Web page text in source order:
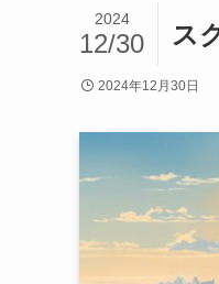
ス
2024
12/30
2024年12月30日